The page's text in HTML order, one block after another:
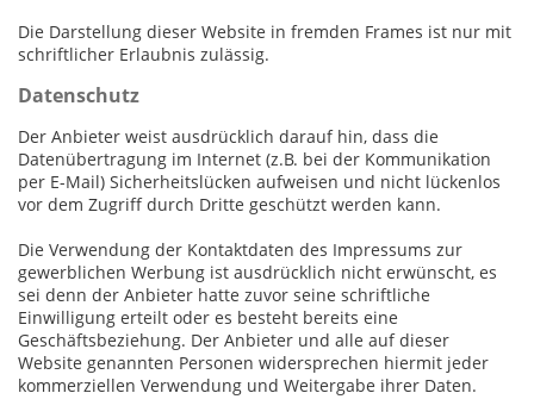
Die Darstellung dieser Website in fremden Frames ist nur mit
schriftlicher Erlaubnis zulässig.
Datenschutz
Der Anbieter weist ausdrücklich darauf hin, dass die
Datenübertragung im Internet (z.B. bei der Kommunikation
per E-Mail) Sicherheitslücken aufweisen und nicht lückenlos
vor dem Zugriff durch Dritte geschützt werden kann.
Die Verwendung der Kontaktdaten des Impressums zur
gewerblichen Werbung ist ausdrücklich nicht erwünscht, es
sei denn der Anbieter hatte zuvor seine schriftliche
Einwilligung erteilt oder es besteht bereits eine
Geschäftsbeziehung. Der Anbieter und alle auf dieser
Website genannten Personen widersprechen hiermit jeder
kommerziellen Verwendung und Weitergabe ihrer Daten.